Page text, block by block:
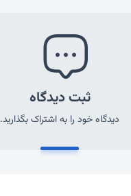
ثبت دیدگاه
دیدگاه خود را به اشتراک بگذارید.